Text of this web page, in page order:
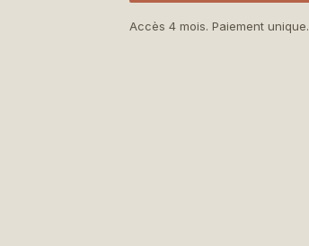
Accès 4 mois. Paiement unique.